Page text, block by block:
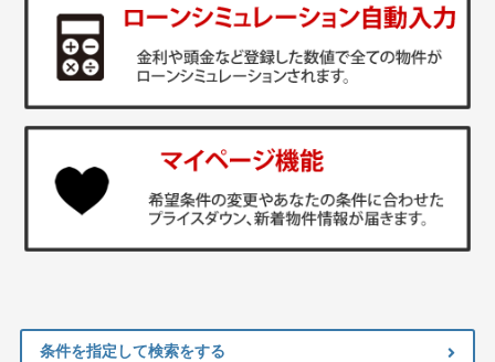
条件を指定して検索をする